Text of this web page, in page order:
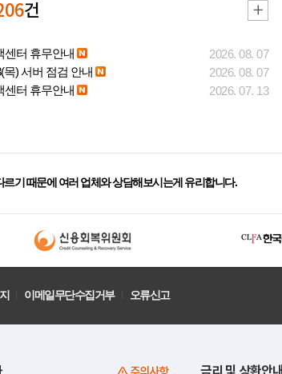
건
센터 휴무안내
2026. 08. 07
목) 서버 점검 안내
2026. 08. 07
센터 휴무안내
2026. 07. 13
기 때문에 여러 업체와 상담해보시는게 유리합니다.
이메일무단수집거부 오류신고